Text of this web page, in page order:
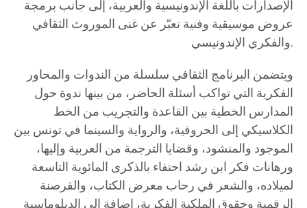
الإصدارات باللغة الإندونيسية والعربية، إلى جانب برمجة
عروض موسيقية وفنية تعبّر عن غنى الموروث الثقافي
والفكري الإندونيسي.
ويتضمن البرنامج الثقافي سلسلة من الندوات والمحاور
الفكرية التي تواكب أسئلة الحاضر، من بينها ندوة حول
المدارس الخطية بين القاعدة والتجريب من الخط
الكلاسيكي إلى الحروفية، والرواية والسينما في تونس بين
الموجود والمنشود، وقضايا الترجمة من العربية وإليها،
ورهانات فكر ابن رشد احتفاء بالذكرى المائوية التاسعة
لميلاده، والشعر في رحاب معرض الكتاب، والقرصنة